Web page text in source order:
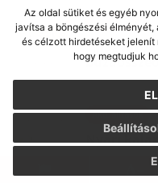
Az oldal sütiket és egyéb
javítsa a böngészési
és célzott hirdetéseket jelenít
hogy megtudjuk
Aktualitások
Aktualitások
Nyári